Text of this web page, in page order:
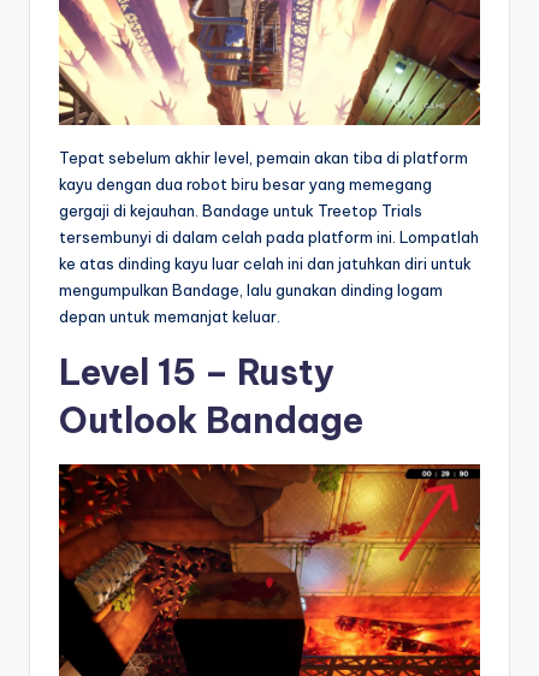
Tepat sebelum akhir level, pemain akan tiba di platform
kayu dengan dua robot biru besar yang memegang
gergaji di kejauhan. Bandage untuk Treetop Trials
tersembunyi di dalam celah pada platform ini. Lompatlah
ke atas dinding kayu luar celah ini dan jatuhkan diri untuk
mengumpulkan Bandage, lalu gunakan dinding logam
depan untuk memanjat keluar.
Level 15 – Rusty
Outlook Bandage